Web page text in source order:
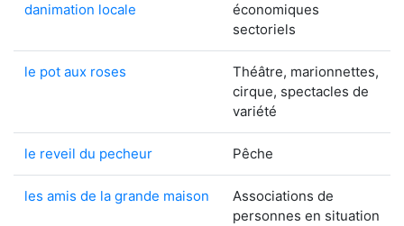
danimation locale
économiques
sectoriels
le pot aux roses
Théâtre, marionnettes,
cirque, spectacles de
variété
le reveil du pecheur Pêche
les amis de la grande maison
Associations de
personnes en situation